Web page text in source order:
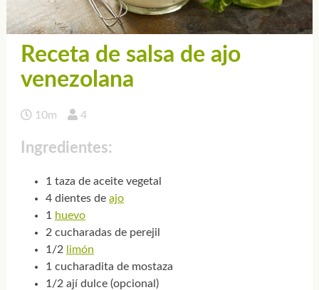
Receta de salsa de ajo
venezolana
10m 4
Ingredientes:
1 taza de aceite vegetal
4 dientes de ajo
1
huevo
2 cucharadas de perejil
1/2
limón
1 cucharadita de mostaza
1/2 ají dulce (opcional)